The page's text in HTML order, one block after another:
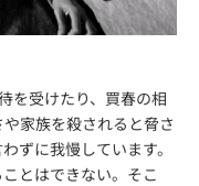
を受けたり、買春の相
家族を殺されると脅さ
ずに我慢しています。
とはできない。そこ